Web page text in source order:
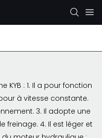
: 1. Il a pour fonction
à vitesse constante.
3. Il adopte une
freinage. 4. Il est léger et